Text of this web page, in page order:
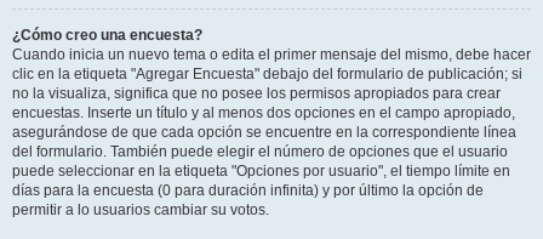
¿Cómo creo una encuesta?
Cuando inicia un nuevo tema o edita el primer mensaje del mismo, debe hacer
clic en la etiqueta "Agregar Encuesta" debajo del formulario de publicación; si
no la visualiza, significa que no posee los permisos apropiados para crear
encuestas. Inserte un título y al menos dos opciones en el campo apropiado,
asegurándose de que cada opción se encuentre en la correspondiente línea
del formulario. También puede elegir el número de opciones que el usuario
puede seleccionar en la etiqueta "Opciones por usuario", el tiempo límite en
días para la encuesta (0 para duración infinita) y por último la opción de
permitir a lo usuarios cambiar su votos.